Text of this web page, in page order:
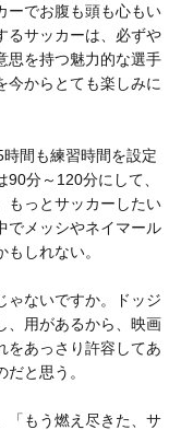
ーでお腹も頭も心もい
るサッカーは、必ずや
思を持つ魅力的な選手
今からとても楽しみに
間も練習時間を設定
分～120分にして、
もっとサッカーしたい
でメッシやネイマール
しれない。
ゃないですか。ドッジ
、用があるから、映画
をあっさり許容してあ
と思う。
「もう燃え尽きた、サ